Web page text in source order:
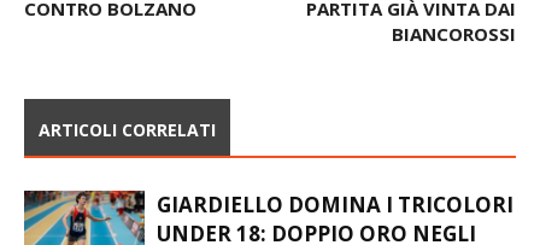
CONTRO BOLZANO
PARTITA GIÀ VINTA DAI
BIANCOROSSI
ARTICOLI CORRELATI
GIARDIELLO DOMINA I TRICOLORI
UNDER 18: DOPPIO ORO NEGLI